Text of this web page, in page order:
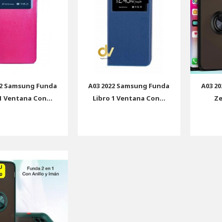
Samsung Funda
Ventana Con...
A03 2022 Samsung Funda
Libro 1 Ventana Con...
A03